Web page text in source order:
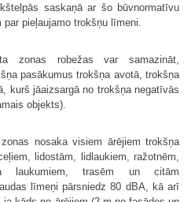
saskaņā ar šo būvnormatīvu
pieļaujamo trokšņu līmeni.
zonas robežas var samazināt,
pasākumus trokšņa avotā, trokšņa
kurš jāaizsargā no trokšņa negatīvās
objekts).
nosaka visiem ārējiem trokšņa
lidostām, lidlaukiem, ražotnēm,
laukumiem, trasēm un citām
līmeņi pārsniedz 80 dBA, kā arī